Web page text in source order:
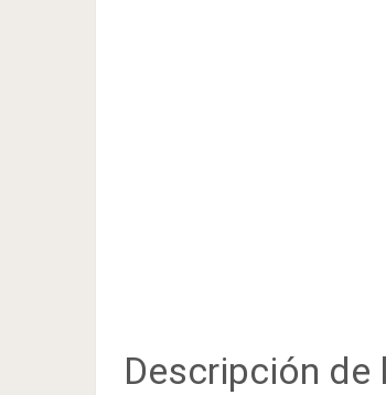
Descripción de